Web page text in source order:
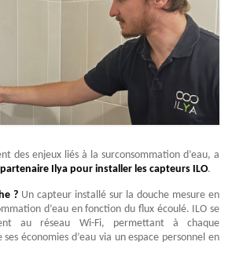
des enjeux liés à la surconsommation d’eau, a
Ilya pour installer les capteurs ILO.
? Un capteur installé sur la douche mesure en
d’eau en fonction du flux écoulé. ILO se
au réseau Wi-Fi, permettant à chaque
économies d’eau via un espace personnel en